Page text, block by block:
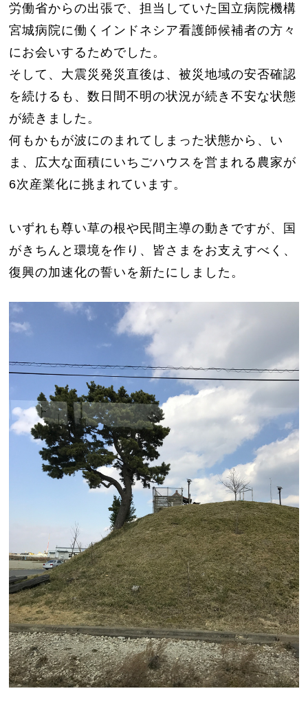
労働省からの出張で、担当していた国立病院機構
宮城病院に働くインドネシア看護師候補者の方々
にお会いするためでした。
そして、大震災発災直後は、被災地域の安否確認
を続けるも、数日間不明の状況が続き不安な状態
が続きました。
何もかもが波にのまれてしまった状態から、い
ま、広大な面積にいちごハウスを営まれる農家が
6次産業化に挑まれています。
いずれも尊い草の根や民間主導の動きですが、国
がきちんと環境を作り、皆さまをお支えすべく、
復興の加速化の誓いを新たにしました。